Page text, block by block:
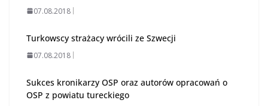
07.08.2018
Turkowscy strażacy wrócili ze Szwecji
07.08.2018
Sukces kronikarzy OSP oraz autorów opracowań o
OSP z powiatu tureckiego